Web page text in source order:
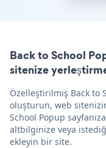
Back to School
sitenize
Özelleştirilmiş Back to
oluşturun, web
School Popup
altbilginize veya
ekleyin bir site.